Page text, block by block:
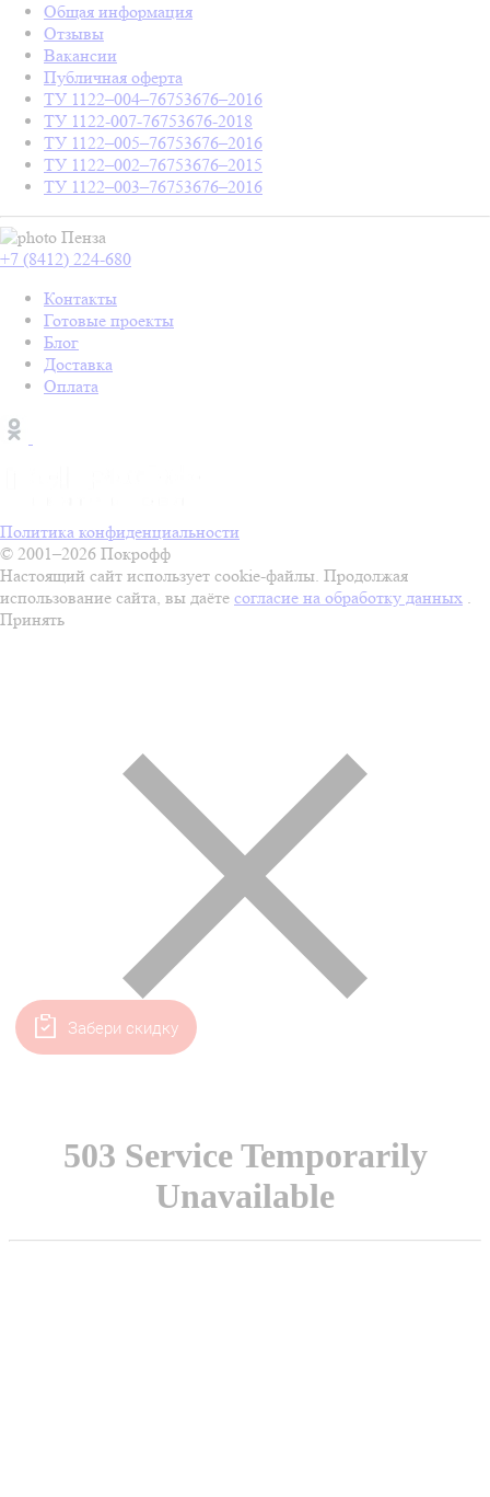
Общая информация
Отзывы
Вакансии
Публичная оферта
ТУ 1122–004–76753676–2016
ТУ 1122-007-76753676-2018
ТУ 1122–005–76753676–2016
ТУ 1122–002–76753676–2015
ТУ 1122–003–76753676–2016
Пенза
+7 (8412) 224-680
Контакты
Готовые проекты
Блог
Доставка
Оплата
Политика конфиденциальности
© 2001–2026 Покрофф
Настоящий сайт использует cookie-файлы. Продолжая
использование сайта, вы даёте согласие на обработку данных .
Принять
Забери скидку